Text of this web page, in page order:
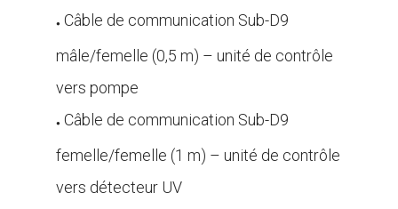
● Câble de communication Sub-D9
mâle/femelle (0,5 m) – unité de contrôle
vers pompe
● Câble de communication Sub-D9
femelle/femelle (1 m) – unité de contrôle
vers détecteur UV